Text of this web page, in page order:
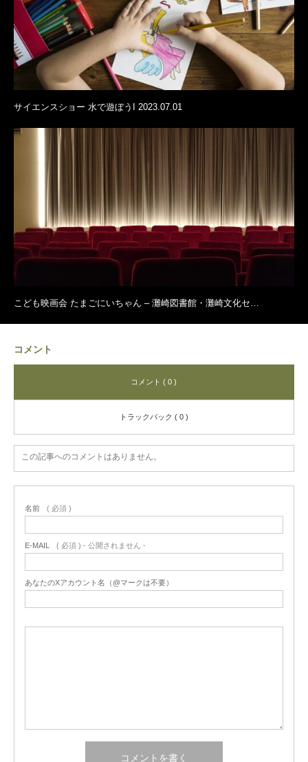
サイエンスショー 水で遊ぼうI 2023.07.01
こども映画会 たまごにいちゃん – 灘崎図書館・灘崎文化セ…
コメント
コメント ( 0 )
トラックバック ( 0 )
この記事へのコメントはありません。
名前 ( 必須 )
E-MAIL ( 必須 ) - 公開されません -
あなたのXアカウント名（@マークは不要）